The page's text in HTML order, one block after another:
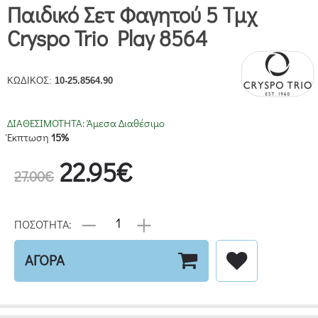
Παιδικό Σετ Φαγητού 5 Τμχ
Cryspo Trio Play 8564
ΚΩΔΙΚΟΣ: 10-25.8564.90
ΔΙΑΘΕΣΙΜΟΤΗΤΑ:Άμεσα Διαθέσιμο
Έκπτωση 15%
27.00€ 22.95€
ΠΟΣΟΤΗΤΑ:
ΑΓΟΡΑ